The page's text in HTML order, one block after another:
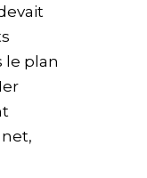
le plan